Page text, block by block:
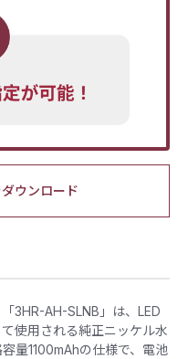
ウンロード
3HR-AH-SLNB」は、LED
使用される純正ニッケル水
量1100mAhの仕様で、電池